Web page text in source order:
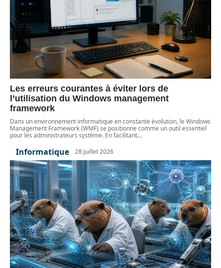
Les erreurs courantes à éviter lors de
l’utilisation du Windows management
framework
Dans un environnement informatique en constante évolution, le Windows
Management Framework (WMF) se positionne comme un outil essentiel
pour les administrateurs système. En facilitant…
Informatique 28 juillet 2026